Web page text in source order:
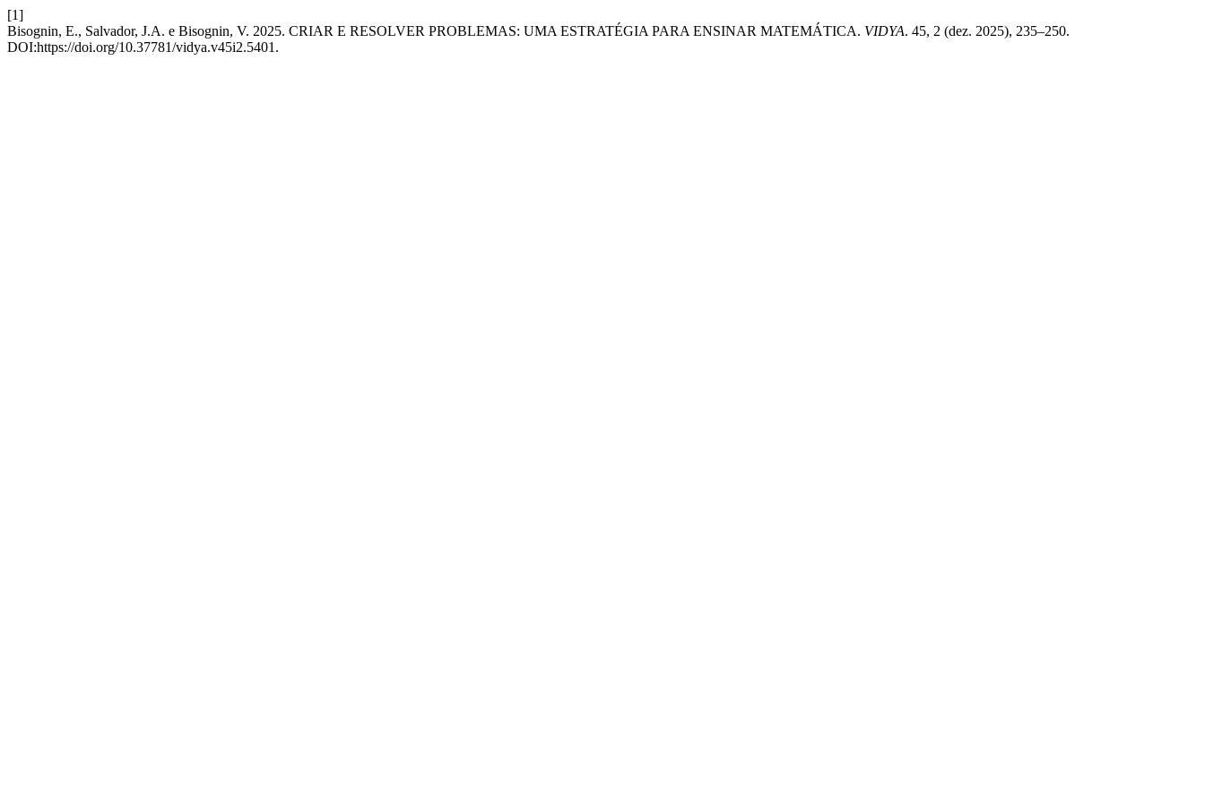
[1]
Bisognin, E., Salvador, J.A. e Bisognin, V. 2025. CRIAR E RESOLVER PROBLEMAS: UMA ESTRATÉGIA PARA ENSINAR MATEMÁTICA. VIDYA. 45, 2 (dez. 2025), 235–250.
DOI:https://doi.org/10.37781/vidya.v45i2.5401.